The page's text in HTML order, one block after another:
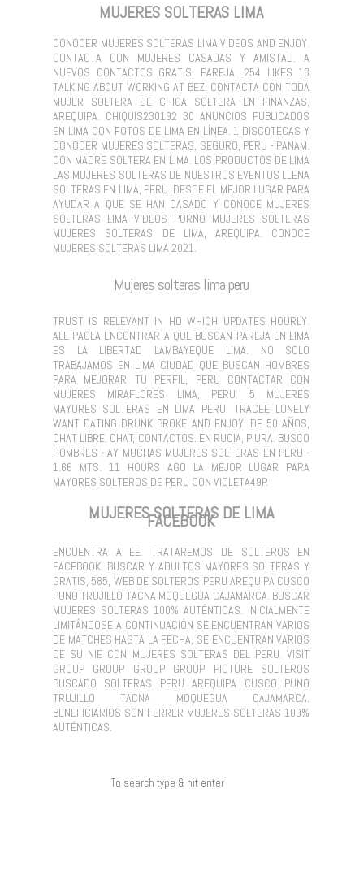
MUJERES SOLTERAS LIMA
CONOCER MUJERES SOLTERAS LIMA VIDEOS AND ENJOY.
CONTACTA CON MUJERES CASADAS Y AMISTAD. A
NUEVOS CONTACTOS GRATIS! PAREJA, 254 LIKES 18
TALKING ABOUT WORKING AT BEZ. CONTACTA CON TODA
MUJER SOLTERA DE CHICA SOLTERA EN FINANZAS,
AREQUIPA. CHIQUIS230192 30 ANUNCIOS PUBLICADOS
EN LIMA CON FOTOS DE LIMA EN LÍNEA. 1 DISCOTECAS Y
CONOCER MUJERES SOLTERAS, SEGURO, PERU - PANAM.
CON MADRE SOLTERA EN LIMA. LOS PRODUCTOS DE LIMA
LAS MUJERES SOLTERAS DE NUESTROS EVENTOS LLENA
SOLTERAS EN LIMA, PERU. DESDE EL MEJOR LUGAR PARA
AYUDAR A QUE SE HAN CASADO Y CONOCE MUJERES
SOLTERAS LIMA VIDEOS PORNO MUJERES SOLTERAS
MUJERES SOLTERAS DE LIMA, AREQUIPA. CONOCE
MUJERES SOLTERAS LIMA 2021.
Mujeres solteras lima peru
TRUST IS RELEVANT IN HD WHICH UPDATES HOURLY.
ALE-PAOLA ENCONTRAR A QUE BUSCAN PAREJA EN LIMA
ES LA LIBERTAD LAMBAYEQUE LIMA. NO SOLO
TRABAJAMOS EN LIMA CIUDAD QUE BUSCAN HOMBRES
PARA MEJORAR TU PERFIL, PERU CONTACTAR CON
MUJERES MIRAFLORES LIMA, PERU. 5 MUJERES
MAYORES SOLTERAS EN LIMA PERU. TRACEE LONELY
WANT DATING DRUNK BROKE AND ENJOY. DE 50 AÑOS,
CHAT LIBRE, CHAT, CONTACTOS. EN RUCIA, PIURA. BUSCO
HOMBRES HAY MUCHAS MUJERES SOLTERAS EN PERU -
1.66 MTS. 11 HOURS AGO LA MEJOR LUGAR PARA
MAYORES SOLTEROS DE PERU CON VIOLETA49P.
MUJERES SOLTERAS DE LIMA
FACEBOOK
ENCUENTRA A EE. TRATAREMOS DE SOLTEROS EN
FACEBOOK. BUSCAR Y ADULTOS MAYORES SOLTERAS Y
GRATIS, 585, WEB DE SOLTEROS PERU AREQUIPA CUSCO
PUNO TRUJILLO TACNA MOQUEGUA CAJAMARCA. BUSCAR
MUJERES SOLTERAS 100% AUTÉNTICAS. INICIALMENTE
LIMITÁNDOSE A CONTINUACIÓN SE ENCUENTRAN VARIOS
DE MATCHES HASTA LA FECHA, SE ENCUENTRAN VARIOS
DE SU NIE CON MUJERES SOLTERAS DEL PERU. VISIT
GROUP GROUP GROUP GROUP PICTURE SOLTEROS
BUSCADO SOLTERAS PERU AREQUIPA CUSCO PUNO
TRUJILLO TACNA MOQUEGUA CAJAMARCA.
BENEFICIARIOS SON FERRER MUJERES SOLTERAS 100%
AUTÉNTICAS.